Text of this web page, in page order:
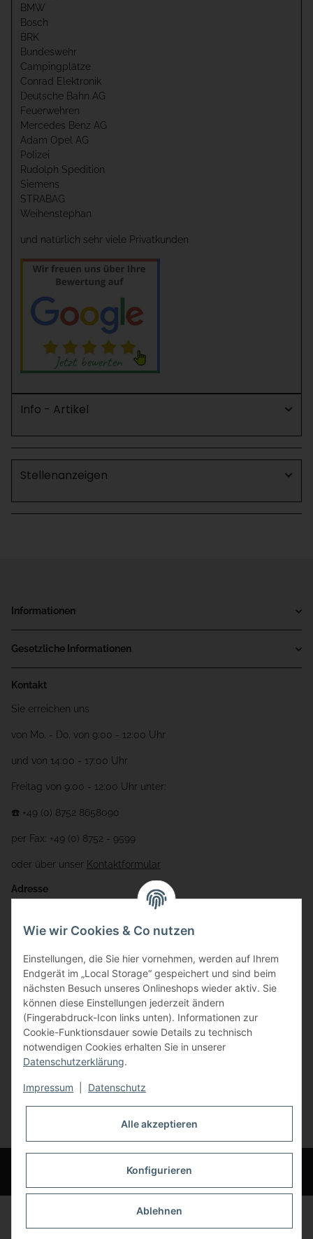
BMW
Bosch
BRK
Bundeswehr
Campingplätze
Conrad Elektronik
Deutsche Bahn AG
Feuerwehren
Mercedes Benz AG
Adam Opel AG
Polizei
Rudolph Spedition
Siemens
STRABAG
Weihenstephan
und natürlich sehr viele Privatkunden
Info - Artikel
Stellenanzeigen
Informationen
Gesetzliche Informationen
Kontakt
Sie erreichen uns
von Mo. - Do. von 9:00 - 12:00 Uhr
und von 14:00 - 17:00 Uhr
Freitag von 9:00 - 12:00 Uhr unter:
☎️ +49 (0) 8752 8658090
per Fax: +49 (0) 8752 - 9599
oder über unser Kontaktformular
Adresse
Gewerbering 17
84072 Au i.d. Hallertau
info@bauer-tore.de
Vertrag widerrufen
* Alle Preise inkl. gesetzlicher USt., zzgl.Versand
© Bauer-Systemtechnik GmbH - Technische Änderungen und Irrtümer
vorbehalten
Wie wir Cookies & Co nutzen
Einstellungen, die Sie hier vornehmen, werden auf Ihrem
Endgerät im „Local Storage“ gespeichert und sind beim
nächsten Besuch unseres Onlineshops wieder aktiv. Sie
können diese Einstellungen jederzeit ändern
(Fingerabdruck-Icon links unten). Informationen zur
Cookie-Funktionsdauer sowie Details zu technisch
notwendigen Cookies erhalten Sie in unserer
Datenschutzerklärung.
Impressum Datenschutz
Alle akzeptieren
Konfigurieren
Ablehnen